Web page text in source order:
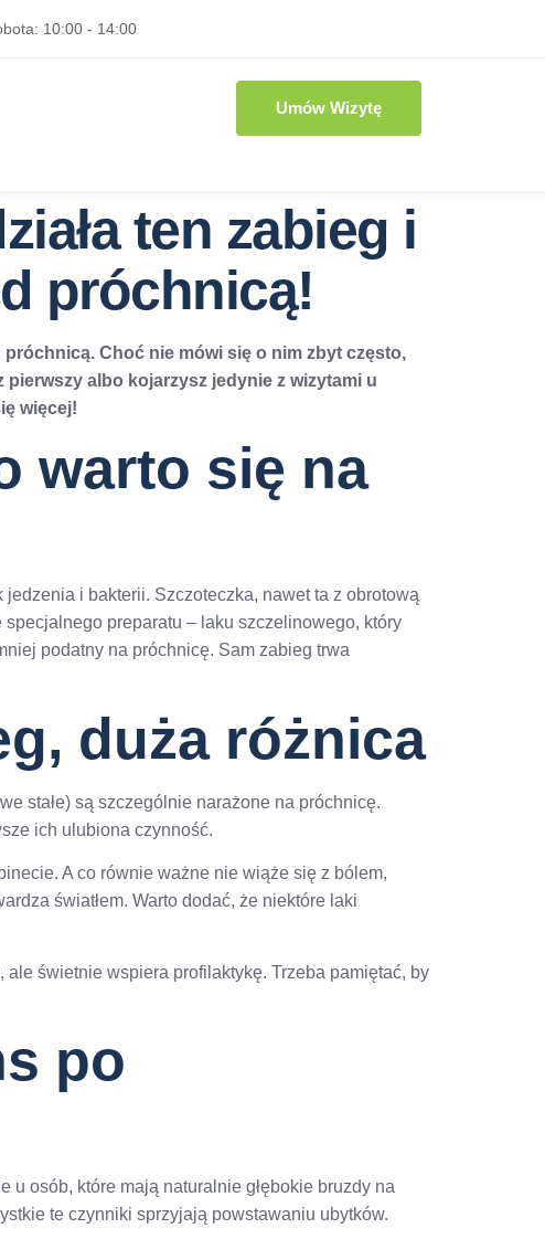
10:00 - 14:00
Umów Wizytę
ten zabieg i
próchnicą!
Choć nie mówi się o nim zbyt często,
pierwszy albo kojarzysz jedynie z wizytami u
więcej!
warto się na
i bakterii. Szczoteczka, nawet ta z obrotową
specjalnego preparatu – laku szczelinowego, który
podatny na próchnicę. Sam zabieg trwa
duża różnica
stałe) są szczególnie narażone na próchnicę.
ich ulubiona czynność.
A co równie ważne nie wiąże się z bólem,
światłem. Warto dodać, że niektóre laki
świetnie wspiera profilaktykę. Trzeba pamiętać, by
po
u osób, które mają naturalnie głębokie bruzdy na
te czynniki sprzyjają powstawaniu ubytków.